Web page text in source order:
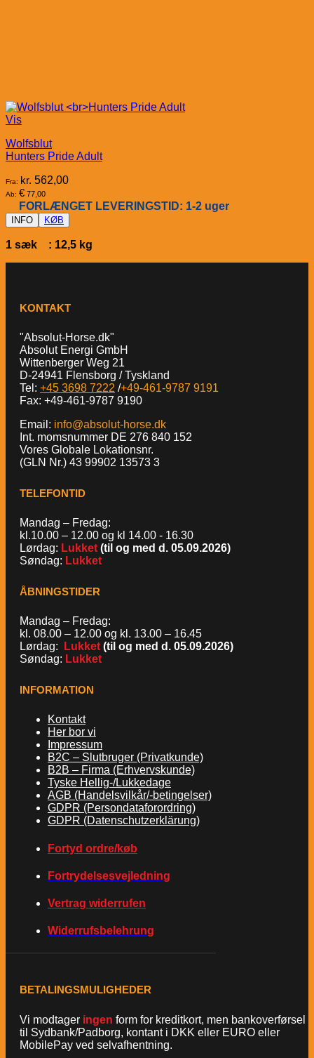
Vis
Wolfsblut
Hunters Pride Adult
Fra: kr. 562,00
Ab: € 77,00
FORLÆNGET LEVERINGSTID: 1-2 uger
INFO KØB
1 sæk : 12,5 kg
KONTAKT
"Absolut-Horse.dk"
Absolut Energi GmbH
Wittenberger Weg 21
D-24941 Flensborg / Tyskland
Tel: +45 3698 7222 /+49-461-9787 9191
Fax: +49-461-9787 9190
Email: info@absolut-horse.dk
Int. momsnummer DE 276 840 152
Vores Globale Lokationsnr.
(GLN Nr.) 43 99902 13573 3
TELEFONTID
Mandag – Fredag:
kl.10.00 – 12.00 og kl 14.00 - 16.30
Lørdag: Lukket (til og med d. 05.09.2026)
Søndag: Lukket
ÅBNINGSTIDER
Mandag – Fredag:
kl. 08.00 – 12.00 og kl. 13.00 – 16.45
Lørdag:
Lukket (til og med d. 05.09.2026)
Søndag: Lukket
INFORMATION
Kontakt
Her bor vi
Impressum
B2C – Slutbruger (Privatkunde)
B2B – Firma (Erhvervskunde)
Tyske Hellig-/Lukkedage
AGB (Handelsvilkår/-betingelser)
GDPR (Persondataforordring)
GDPR (Datenschutzerklärung)
Fortyd ordre/køb
Fortrydelsesvejledning
Vertrag widerrufen
Widerrufsbelehrung
BETALINGSMULIGHEDER
Vi modtager ingen form for kreditkort, men bankoverførsel
til Sydbank/Padborg, kontant i DKK eller EURO eller
MobilePay ved selvafhentning.